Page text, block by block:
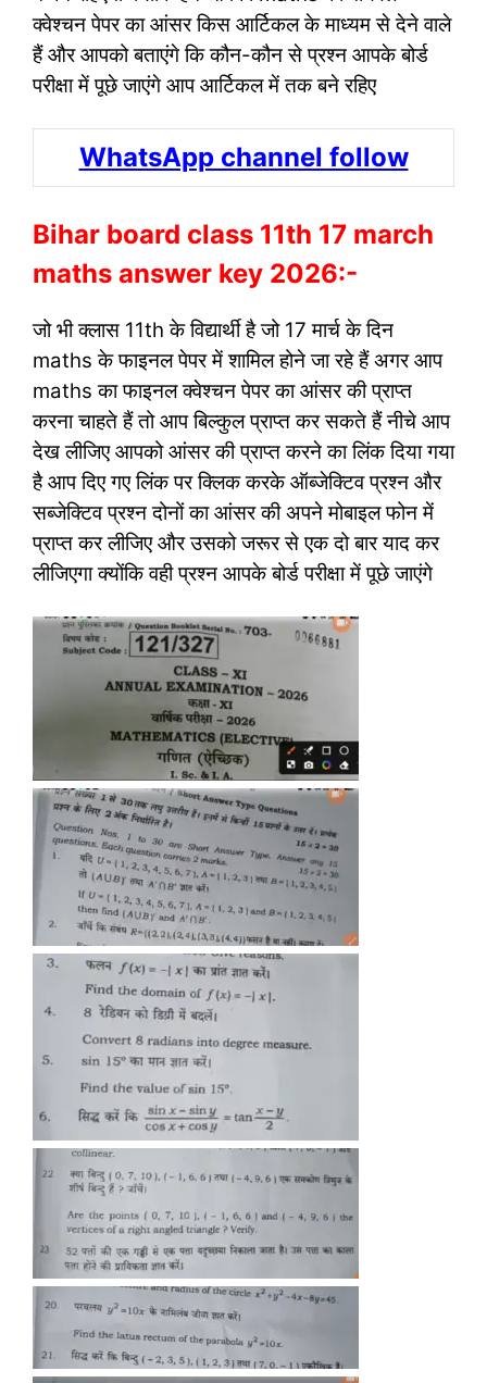
क्वेश्चन पेपर का आंसर किस आर्टिकल के माध्यम से देने वाले
हैं और आपको बताएंगे कि कौन-कौन से प्रश्न आपके बोर्ड
परीक्षा में पूछे जाएंगे आप आर्टिकल में तक बने रहिए
WhatsApp channel follow
Bihar board class 11th 17 march
maths answer key 2026:-
जो भी क्लास 11th के विद्यार्थी है जो 17 मार्च के दिन
maths के फाइनल पेपर में शामिल होने जा रहे हैं अगर आप
maths का फाइनल क्वेश्चन पेपर का आंसर की प्राप्त
करना चाहते हैं तो आप बिल्कुल प्राप्त कर सकते हैं नीचे आप
देख लीजिए आपको आंसर की प्राप्त करने का लिंक दिया गया
है आप दिए गए लिंक पर क्लिक करके ऑब्जेक्टिव प्रश्न और
सब्जेक्टिव प्रश्न दोनों का आंसर की अपने मोबाइल फोन में
प्राप्त कर लीजिए और उसको जरूर से एक दो बार याद कर
लीजिएगा क्योंकि वही प्रश्न आपके बोर्ड परीक्षा में पूछे जाएंगे